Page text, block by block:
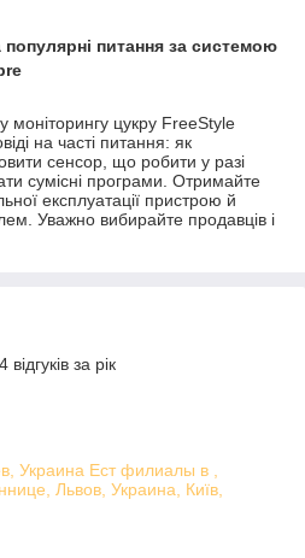
популярні питання за системою
моніторингу цукру FreeStyle
на часті питання: як
сенсор, що робити у разі
сумісні програми. Отримайте
експлуатації пристрою й
Уважно вибирайте продавців і
за рік
Украина Ест филиалы в ,
Львов, Украина, Київ,